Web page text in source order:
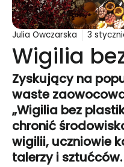
Julia Owczarska 3
Wigilia
Zyskujący na
waste
„Wigilia bez
chronić
wigilii, uczniowie
talerzy i sztućców.